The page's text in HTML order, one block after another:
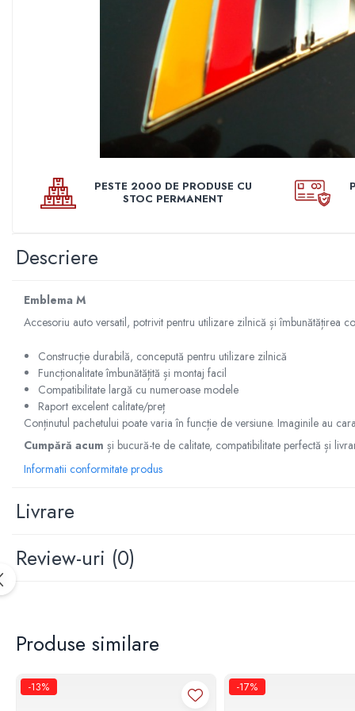
Suspensi auto
Centuri
Diverse accesorii interior
Manson schimbator
Masute de bord
Schimbatoare
Scrumiera
Ventilator
Accesorii remorca
Cupla remorca
Gabarite
Aeroterma auto
Capace janta aliaj
PESTE 2000 DE PRODUSE CU
STOC PERMANENT
Descriere
Emblema M
Accesoriu auto versatil, potrivit pentru utilizare zilnică și îmbunătățirea
Construcție durabilă, concepută pentru utilizare zilnică
Funcționalitate îmbunătățită și montaj facil
Compatibilitate largă cu numeroase modele
Raport excelent calitate/preț
Conținutul pachetului poate varia în funcție de versiune. Imaginile au
Cumpără acum și bucură-te de calitate, compatibilitate perfectă și
Informatii conformitate produs
Livrare
Review-uri (0)
Produse similare
-13% -17%